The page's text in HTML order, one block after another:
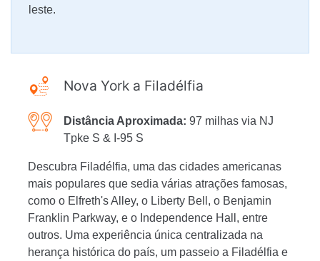
leste.
Nova York a Filadélfia
Distância Aproximada: 97 milhas via NJ
Tpke S & I-95 S
Descubra Filadélfia, uma das cidades americanas
mais populares que sedia várias atrações famosas,
como o Elfreth's Alley, o Liberty Bell, o Benjamin
Franklin Parkway, e o Independence Hall, entre
outros. Uma experiência única centralizada na
herança histórica do país, um passeio a Filadélfia e